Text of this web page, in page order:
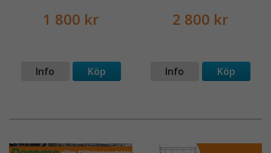
1 800 kr
Info Köp
2 800 kr
Info Köp